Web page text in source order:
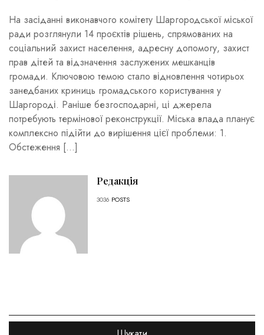
На засіданні виконавчого комітету Шаргородської міської
ради розглянули 14 проєктів рішень, спрямованих на
соціальний захист населення, адресну допомогу, захист
прав дітей та відзначення заслужених мешканців
громади. Ключовою темою стало відновлення чотирьох
занедбаних криниць громадського користування у
Шаргороді. Раніше безгосподарні, ці джерела
потребують термінової реконструкції. Міська влада планує
комплексно підійти до вирішення цієї проблеми: 1.
Обстеження […]
Редакція
3036 POSTS